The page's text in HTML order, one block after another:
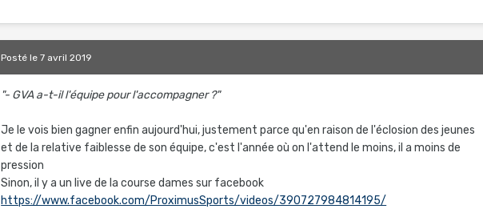
Postéle 7 avril 2019
"- GVA a-t-il l'équipe pour l'accompagner ?"
Je le vois bien gagner enfin aujourd'hui, justement parce qu'en raison de l'éclosion des jeunes
et de la relative faiblesse de son équipe, c'est l'année où on l'attend le moins, il a moins de
pression
Sinon, il y a un live de la course dames sur facebook
https://www.facebook.com/ProximusSports/videos/390727984814195/